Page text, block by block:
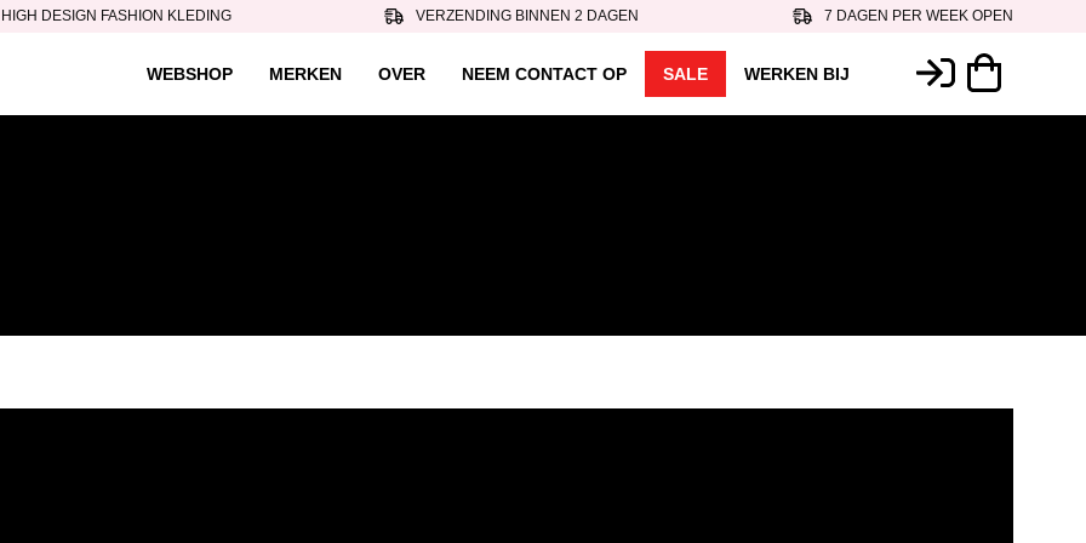
HIGH DESIGN FASHION KLEDING VERZENDING BINNEN 2 DAGEN 7 DAGEN PER WEEK OPEN
WEBSHOP MERKEN OVER NEEM CONTACT OP SALE WERKEN BIJ